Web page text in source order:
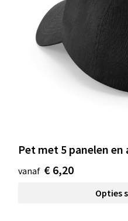
Pet met 5 panelen
vanaf € 6,20
Opties